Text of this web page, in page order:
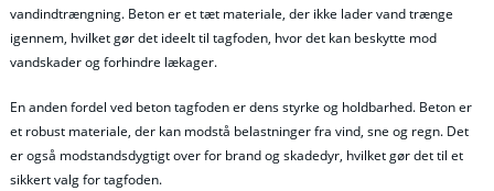
vandindtrængning. Beton er et tæt materiale, der ikke lader vand trænge
igennem, hvilket gør det ideelt til tagfoden, hvor det kan beskytte mod
vandskader og forhindre lækager.
En anden fordel ved beton tagfoden er dens styrke og holdbarhed. Beton er
et robust materiale, der kan modstå belastninger fra vind, sne og regn. Det
er også modstandsdygtigt over for brand og skadedyr, hvilket gør det til et
sikkert valg for tagfoden.